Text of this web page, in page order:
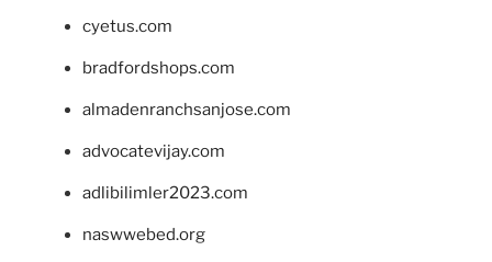
cyetus.com
bradfordshops.com
almadenranchsanjose.com
advocatevijay.com
adlibilimler2023.com
naswwebed.org